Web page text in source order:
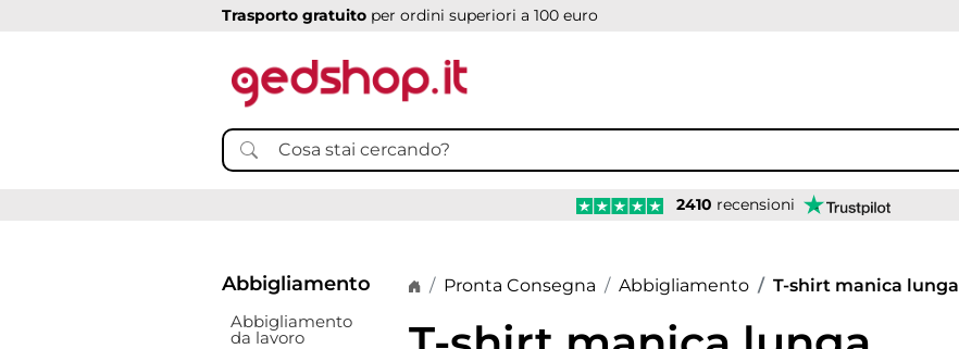
Trasporto gratuito per ordini superiori a 100 euro
2410 recensioni
Abbigliamento
Abbigliamento
da lavoro
Home page
Pronta Consegna Abbigliamento T-shirt manica lunga